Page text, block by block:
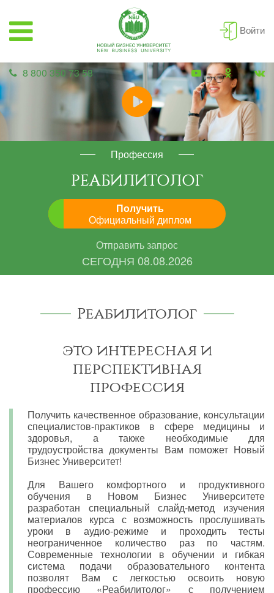
Войти
8 800 350 73 58
Профессия
РЕАБИЛИТОЛОГ
Получить
Официальный диплом
Отправить запрос
СЕГОДНЯ 08.08.2026
Реабилитолог
это интересная и
перспективная
профессия
Получить качественное образование, консультации
специалистов-практиков в сфере медицины и
здоровья, а также необходимые для
трудоустройства документы Вам поможет Новый
Бизнес Университет!
Для Вашего комфортного и продуктивного
обучения в Новом Бизнес Университете
разработан специальный слайд-метод изучения
материалов курса с возможность прослушивать
уроки в аудио-режиме и проходить тесты
неограниченное количество раз по частям.
Современные технологии в обучении и гибкая
система подачи образовательного контента
позволят Вам с легкостью освоить новую
профессию «Реабилитолог» с получением